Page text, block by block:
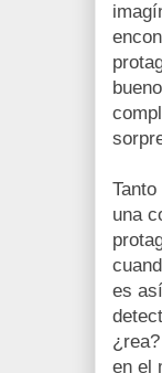
una
es
en el